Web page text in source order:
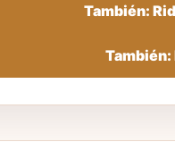
También:
También: